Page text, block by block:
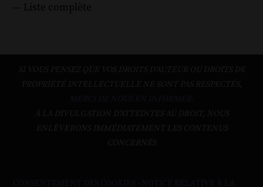
--- Liste complète